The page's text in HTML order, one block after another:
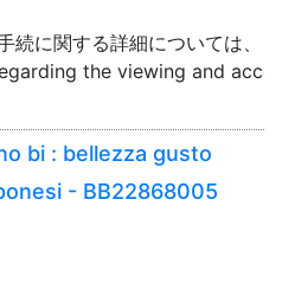
続に関する詳細については、「
the viewing and
bi : bellezza gusto
- BB22868005